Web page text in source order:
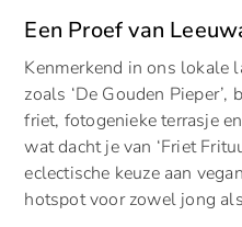
Een Proef van
Kenmerkend in ons lokale
zoals ‘De Gouden
friet, fotogenieke terrasje
wat dacht je van ‘Friet
eclectische keuze aan
hotspot voor zowel jong